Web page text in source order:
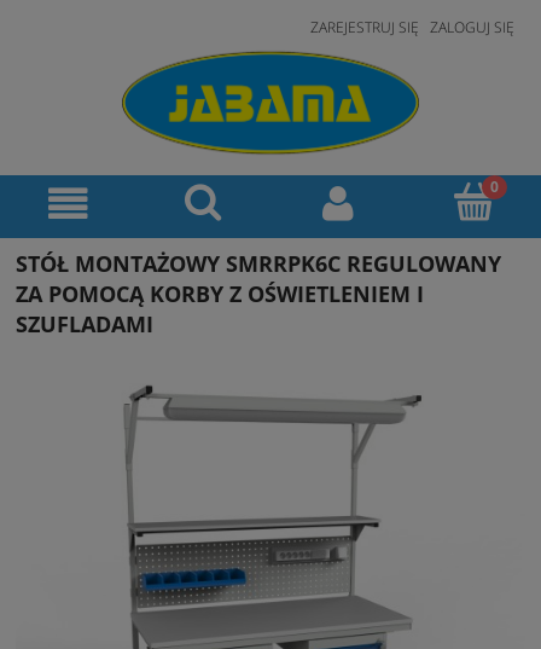
ZAREJESTRUJ SIĘ ZALOGUJ SIĘ
STÓŁ MONTAŻOWY SMRRPK6C REGULOWANY
ZA POMOCĄ KORBY Z OŚWIETLENIEM I
SZUFLADAMI